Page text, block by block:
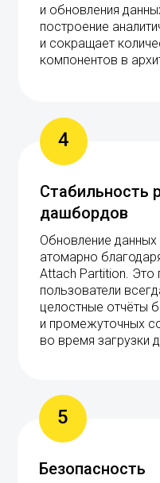
Стабильность
дашбордов
и обновления
построение
и сокращает
компонентов в
4
Обновление данных
атомарно
Attach Partition. Это
пользователи
целостные отчёты
и промежуточных
во время загрузки
Безопасность
5